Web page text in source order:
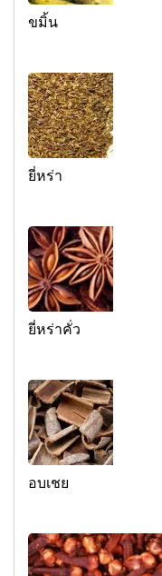
ขมิ้น
ยี่หร่า
ยี่หร่าคั่ว
อบเชย